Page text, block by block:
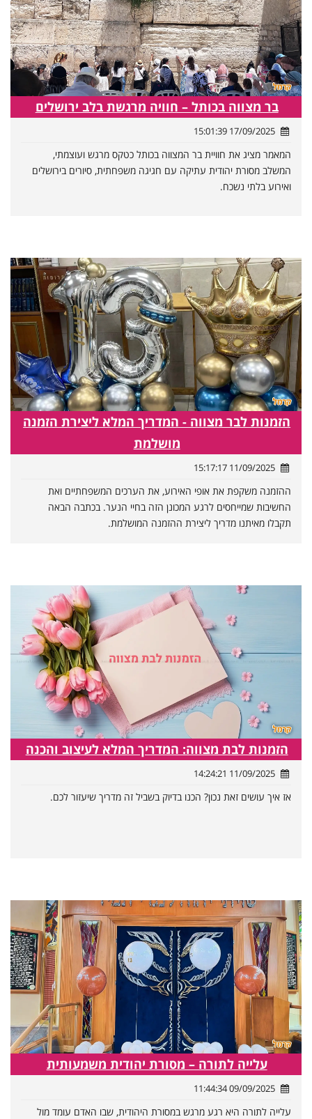
בר מצווה בכותל – חוויה מרגשת בלב ירושלים
17/09/2025 15:01:39
המאמר מציג את חוויית בר המצווה בכותל כטקס מרגש ועוצמתי,
המשלב מסורת יהודית עתיקה עם חגיגה משפחתית, סיורים בירושלים
ואירוע בלתי נשכח.
הזמנות לבר מצווה - המדריך המלא ליצירת הזמנה
מושלמת
11/09/2025 15:17:17
ההזמנה משקפת את אופי האירוע, את הערכים המשפחתיים ואת
החשיבות שמייחסים לרגע המכונן הזה בחיי הנער. בכתבה הבאה
תקבלו מאיתנו מדריך ליצירת ההזמנה המושלמת.
הזמנות לבת מצווה: המדריך המלא לעיצוב והכנה
11/09/2025 14:24:21
אז איך עושים זאת נכון? הכנו בדיוק בשביל זה מדריך שיעזור לכם.
עלייה לתורה – מסורת יהודית משמעותית
09/09/2025 11:44:34
עלייה לתורה היא רגע מרגש במסורת היהודית, שבו האדם עומד מול